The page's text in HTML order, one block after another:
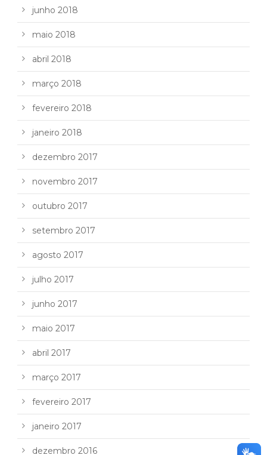
junho 2018
maio 2018
abril 2018
março 2018
fevereiro 2018
janeiro 2018
dezembro 2017
novembro 2017
outubro 2017
setembro 2017
agosto 2017
julho 2017
junho 2017
maio 2017
abril 2017
março 2017
fevereiro 2017
janeiro 2017
dezembro 2016